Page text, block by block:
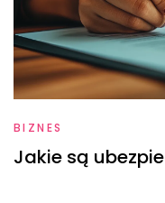
BIZNES
Jakie są